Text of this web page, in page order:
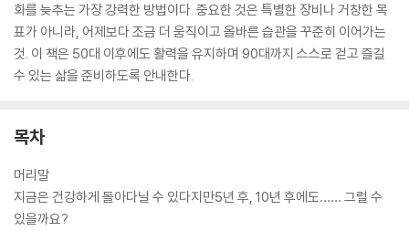
화를 늦추는 가장 강력한 방법이다. 중요한 것은 특별한 장비나 거창한 목
표가 아니라, 어제보다 조금 더 움직이고 올바른 습관을 꾸준히 이어가는
것. 이 책은 50대 이후에도 활력을 유지하며 90대까지 스스로 걷고 즐길
수 있는 삶을 준비하도록 안내한다.
목차
머리말
지금은 건강하게 돌아다닐 수 있다지만5년 후, 10년 후에도…… 그럴 수
있을까요?